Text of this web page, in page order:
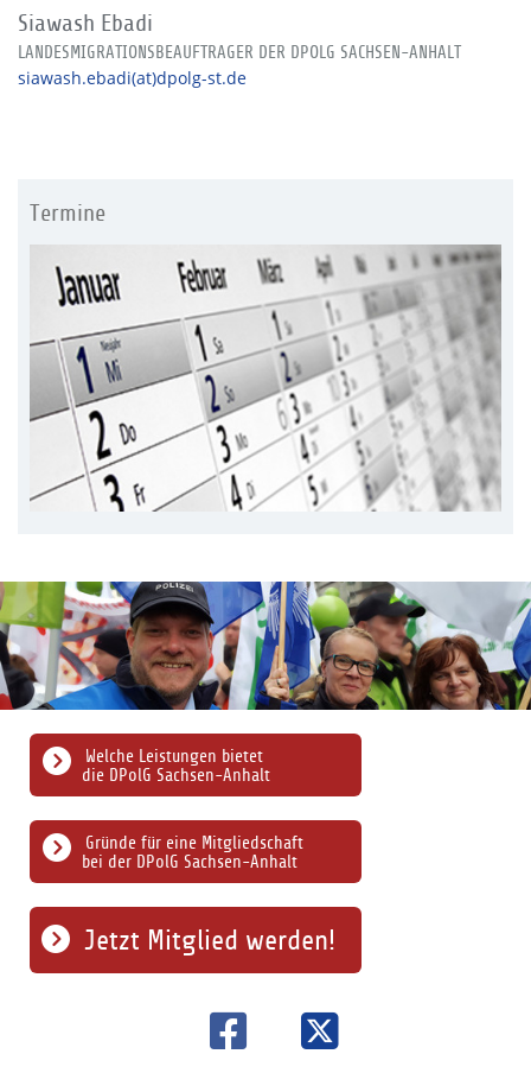
Siawash Ebadi
LANDESMIGRATIONSBEAUFTRAGER DER DPOLG SACHSEN-ANHALT
siawash.ebadi(at)dpolg-st.de
Termine
Gründe für eine Mitgliedschaft
bei der DPolG Sachsen-Anhalt
Welche Leistungen bietet
die DPolG Sachsen-Anhalt
Jetzt Mitglied werden!